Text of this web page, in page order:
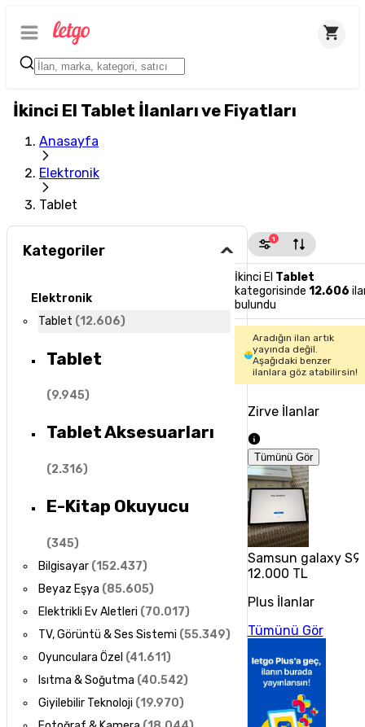
İkinci El Tablet İlanları ve Fiyatları
Anasayfa
Elektronik
Tablet
Kategoriler
Elektronik
Tablet (12.606)
Tablet
(9.945)
Tablet Aksesuarları
(2.316)
E-Kitap Okuyucu
(345)
Bilgisayar (152.437)
Beyaz Eşya (85.605)
Elektrikli Ev Aletleri (70.017)
TV, Görüntü & Ses Sistemi (55.349)
Oyunculara Özel (41.611)
Isıtma & Soğutma (40.542)
Giyilebilir Teknoloji (19.970)
1
İkinci El Tablet
kategorisinde 12.606
bulundu
Aradığın ilan artık
yayında değil.
Aşağıdaki benzer
ilanlara göz atabilirsin!
Zirve İlanlar
Tümünü Gör
Samsun galaxy S9
12.000 TL
Plus İlanlar
Tümünü Gör